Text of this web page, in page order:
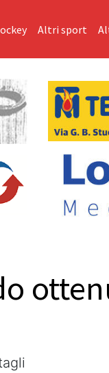
Altri sport